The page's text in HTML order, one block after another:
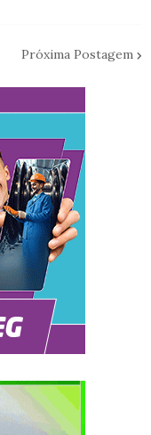
Próxima Postagem